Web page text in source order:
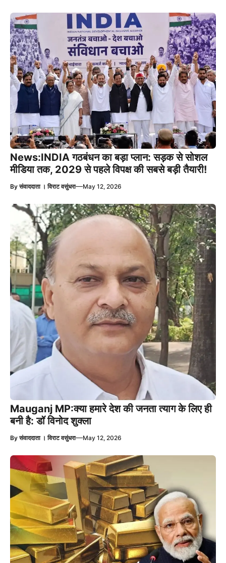
News:INDIA गठबंधन का बड़ा प्लान: सड़क से सोशल
मीडिया तक, 2029 से पहले विपक्ष की सबसे बड़ी तैयारी!
Byसंवाददाता । विराट वसुंधरा—May 12, 2026
Mauganj MP:क्या हमारे देश की जनता त्याग के लिए ही
बनी है: डॉ विनोद शुक्ला
Byसंवाददाता । विराट वसुंधरा—May 12, 2026